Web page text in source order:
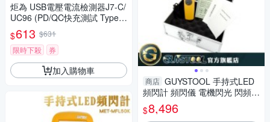
炬為 USB電壓電流檢測器J7-C/
UC96 (PD/QC快充測試 TypeC
電流表 電壓電流表 手機充電 數
位顯示電表)
$613 $631
限時下殺
券
加入購物車
商店 GUYSTOOL 手持式LED
頻閃計 頻閃儀 電機閃光 閃頻測
速儀 轉速計 MET-MFL50K 印
刷業
$8,496